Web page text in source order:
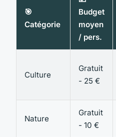
🎯
Catégorie
Budget
moyen
/ pers.
Culture
Gratuit
- 25 €
Nature
Gratuit
- 10 €